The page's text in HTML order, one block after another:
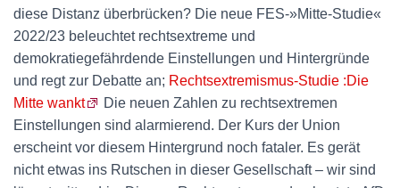
diese Distanz überbrücken? Die neue FES-»Mitte-Studie«
2022/23 beleuchtet rechtsextreme und
demokratiegefährdende Einstellungen und Hintergründe
und regt zur Debatte an; Rechtsextremismus-Studie :Die
Mitte wankt
Die neuen Zahlen zu rechtsextremen
Einstellungen sind alarmierend. Der Kurs der Union
erscheint vor diesem Hintergrund noch fataler. Es gerät
nicht etwas ins Rutschen in dieser Gesellschaft – wir sind